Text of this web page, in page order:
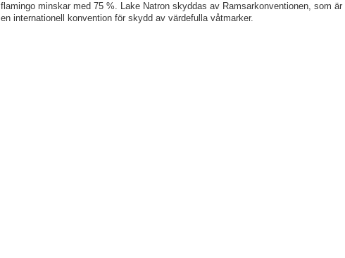
flamingo minskar med 75 %. Lake Natron skyddas av Ramsarkonventionen, som är
en internationell konvention för skydd av värdefulla våtmarker.